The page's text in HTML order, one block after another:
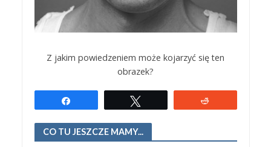
Z jakim powiedzeniem może kojarzyć się ten
obrazek?
CO TU JESZCZE MAMY...